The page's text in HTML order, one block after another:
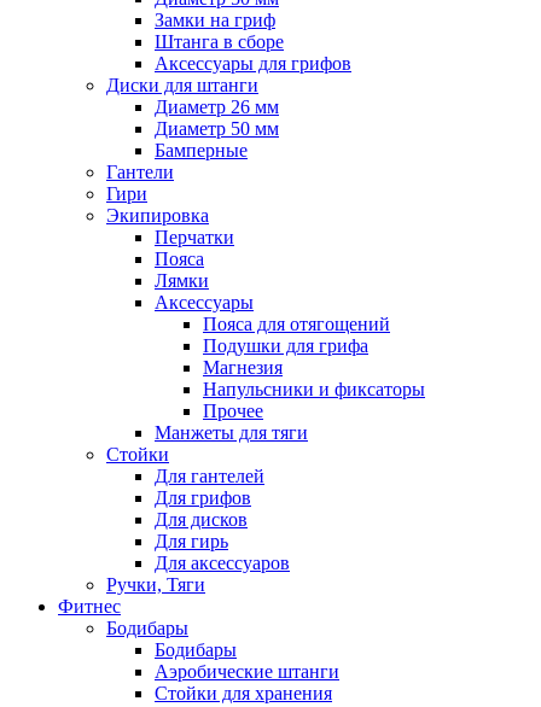
Замки на гриф
Штанга в сборе
Аксессуары для грифов
Диски для штанги
Диаметр 26 мм
Диаметр 50 мм
Бамперные
Гантели
Гири
Экипировка
Перчатки
Пояса
Лямки
Аксессуары
Пояса для отягощений
Подушки для грифа
Магнезия
Напульсники и фиксаторы
Прочее
Манжеты для тяги
Стойки
Для гантелей
Для грифов
Для дисков
Для гирь
Для аксессуаров
Ручки, Тяги
Фитнес
Бодибары
Бодибары
Аэробические штанги
Стойки для хранения